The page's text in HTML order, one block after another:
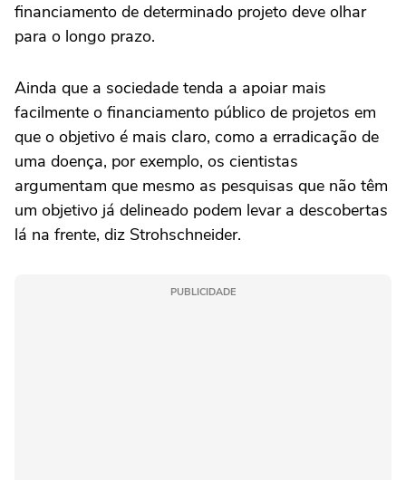
financiamento de determinado projeto deve olhar
para o longo prazo.
Ainda que a sociedade tenda a apoiar mais
facilmente o financiamento público de projetos em
que o objetivo é mais claro, como a erradicação de
uma doença, por exemplo, os cientistas
argumentam que mesmo as pesquisas que não têm
um objetivo já delineado podem levar a descobertas
lá na frente, diz Strohschneider.
PUBLICIDADE